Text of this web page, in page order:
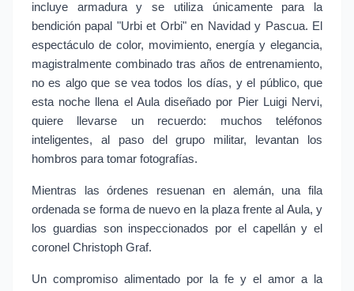
incluye armadura y se utiliza únicamente para la
bendición papal "Urbi et Orbi" en Navidad y Pascua. El
espectáculo de color, movimiento, energía y elegancia,
magistralmente combinado tras años de entrenamiento,
no es algo que se vea todos los días, y el público, que
esta noche llena el Aula diseñado por Pier Luigi Nervi,
quiere llevarse un recuerdo: muchos teléfonos
inteligentes, al paso del grupo militar, levantan los
hombros para tomar fotografías.
Mientras las órdenes resuenan en alemán, una fila
ordenada se forma de nuevo en la plaza frente al Aula, y
los guardias son inspeccionados por el capellán y el
coronel Christoph Graf.
Un compromiso alimentado por la fe y el amor a la